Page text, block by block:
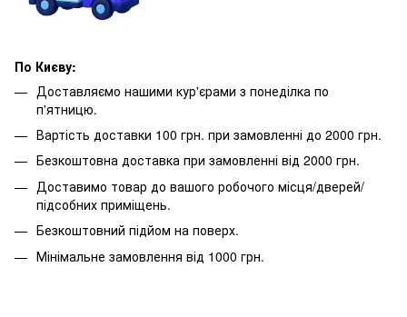
По Києву:
Доставляємо нашими кур'єрами з понеділка по
п'ятницю.
Вартість доставки 100 грн. при замовленні до 2000 грн.
Безкоштовна доставка при замовленні від 2000 грн.
Доставимо товар до вашого робочого місця/дверей/
підсобних приміщень.
Безкоштовний підйом на поверх.
Мінімальне замовлення від 1000 грн.